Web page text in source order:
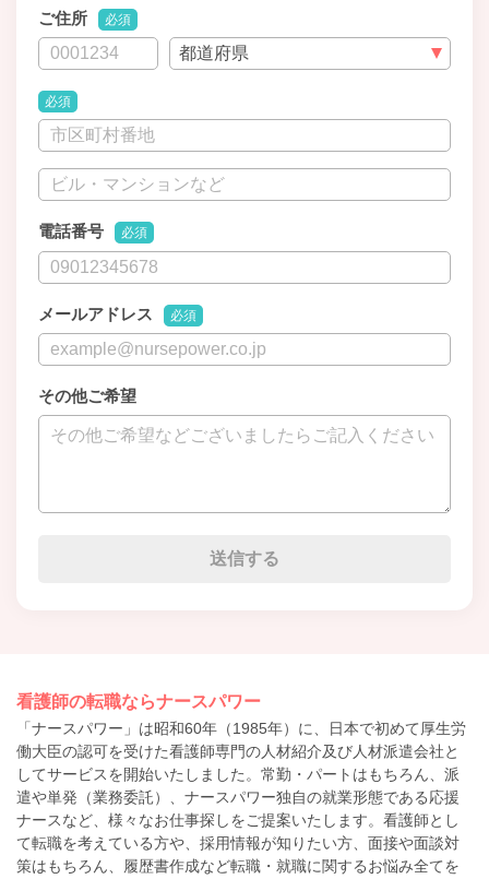
ご住所 必須
必須
電話番号 必須
メールアドレス 必須
その他ご希望
看護師の転職ならナースパワー
「ナースパワー」は昭和60年（1985年）に、日本で初めて厚生労
働大臣の認可を受けた看護師専門の人材紹介及び人材派遣会社と
してサービスを開始いたしました。常勤・パートはもちろん、派
遣や単発（業務委託）、ナースパワー独自の就業形態である応援
ナースなど、様々なお仕事探しをご提案いたします。看護師とし
て転職を考えている方や、採用情報が知りたい方、面接や面談対
策はもちろん、履歴書作成など転職・就職に関するお悩み全てを